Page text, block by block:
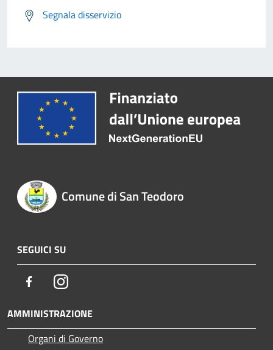
Segnala disservizio
Comune di San Teodoro
SEGUICI SU
FacebookInstagram
AMMINISTRAZIONE
Organi di Governo